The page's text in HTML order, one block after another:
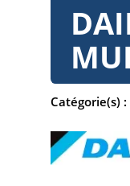
Catégorie(s) :